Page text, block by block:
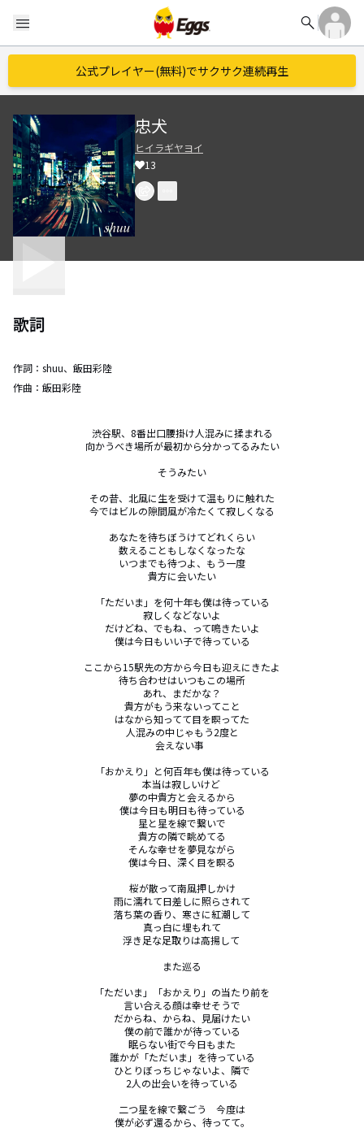
menu search
公式プレイヤー(無料)でサクサク連続再生
忠犬
ヒイラギヤヨイ
13
歌詞
作詞： shuu、飯田彩陸
作曲： 飯田彩陸
渋谷駅、8番出口腰掛け人混みに揉まれる
向かうべき場所が最初から分かってるみたい
そうみたい
その昔、北風に生を受けて温もりに触れた
今ではビルの隙間風が冷たくて寂しくなる
あなたを待ちぼうけてどれくらい
数えることもしなくなったな
いつまでも待つよ、もう一度
貴方に会いたい
「ただいま」を何十年も僕は待っている
寂しくなどないよ
だけどね、でもね、って鳴きたいよ
僕は今日もいい子で待っている
ここから15駅先の方から今日も迎えにきたよ
待ち合わせはいつもこの場所
あれ、まだかな？
貴方がもう来ないってこと
はなから知ってて目を瞑ってた
人混みの中じゃもう2度と
会えない事
「おかえり」と何百年も僕は待っている
本当は寂しいけど
夢の中貴方と会えるから
僕は今日も明日も待っている
星と星を線で繋いで
貴方の隣で眺めてる
そんな幸せを夢見ながら
僕は今日、深く目を瞑る
桜が散って南風押しかけ
雨に濡れて日差しに照らされて
落ち葉の香り、寒さに紅潮して
真っ白に埋もれて
浮き足な足取りは高揚して
また巡る
「ただいま」「おかえり」の当たり前を
言い合える顔は幸せそうで
だからね、からね、見届けたい
僕の前で誰かが待っている
眠らない街で今日もまた
誰かが「ただいま」を待っている
ひとりぼっちじゃないよ、隣で
2人の出会いを待っている
二つ星を線で繋ごう　今度は
僕が必ず還るから、待ってて。